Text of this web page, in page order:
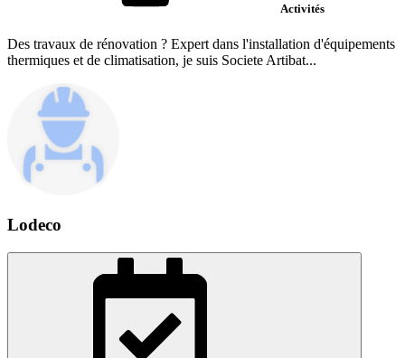
Activités
Des travaux de rénovation ? Expert dans l'installation d'équipements
thermiques et de climatisation, je suis Societe Artibat...
Lodeco